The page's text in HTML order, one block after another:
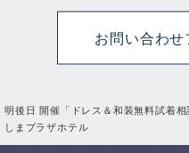
明後日 開催「ドレス＆和装無料試着
しまプラザホテル
お問い合わせ